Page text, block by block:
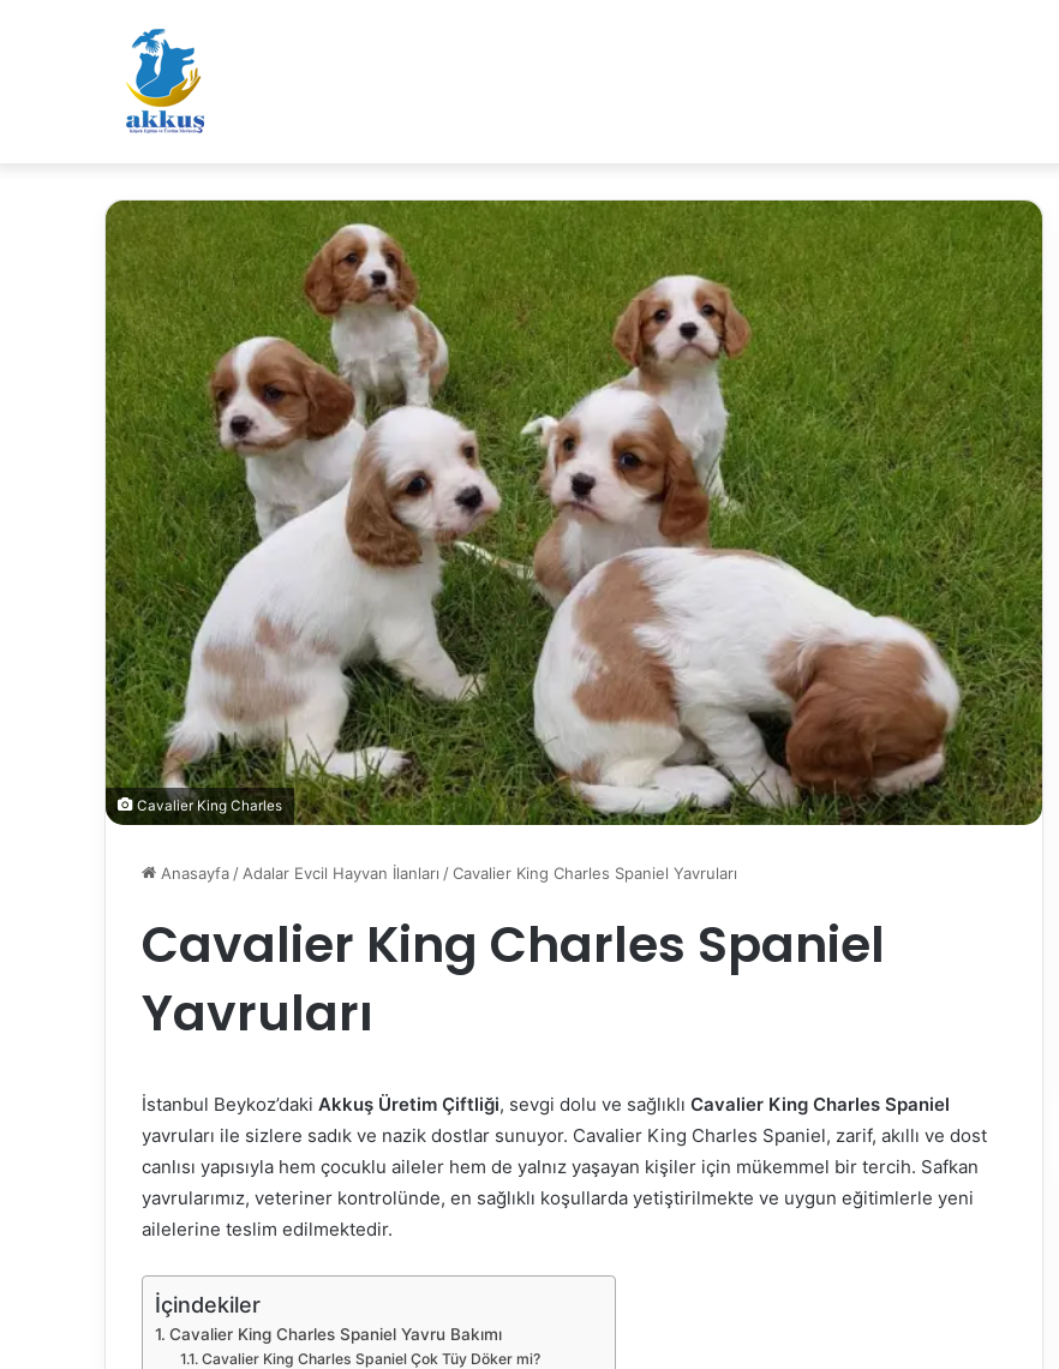
Cavalier King Charles
Anasayfa / Adalar Evcil Hayvan İlanları /Cavalier King Charles Spaniel​ Yavruları
Cavalier King Charles Spaniel​
Yavruları
İstanbul Beykoz’daki Akkuş Üretim Çiftliği, sevgi dolu ve sağlıklı Cavalier King Charles Spaniel
yavruları ile sizlere sadık ve nazik dostlar sunuyor. Cavalier King Charles Spaniel, zarif, akıllı ve dost
canlısı yapısıyla hem çocuklu aileler hem de yalnız yaşayan kişiler için mükemmel bir tercih. Safkan
yavrularımız, veteriner kontrolünde, en sağlıklı koşullarda yetiştirilmekte ve uygun eğitimlerle yeni
ailelerine teslim edilmektedir.
İçindekiler
Cavalier King Charles Spaniel Yavru Bakımı
Cavalier King Charles Spaniel Çok Tüy Döker mi?